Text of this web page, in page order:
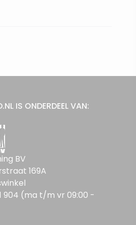
IS ONDERDEEL VAN:
BV
169A
904 (ma t/m vr 09:00 -